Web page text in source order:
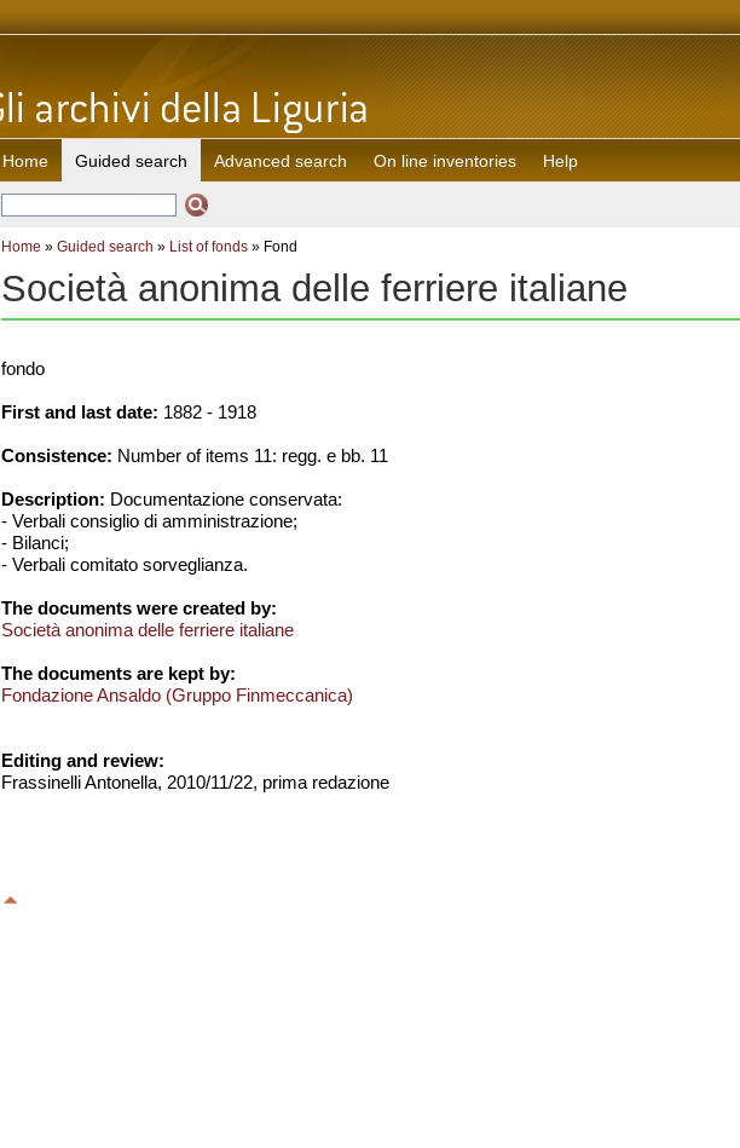
Home Guided search Advanced search On line inventories Help
Home » Guided search » List of fonds » Fond
Società anonima delle ferriere italiane
fondo
First and last date: 1882 - 1918
Consistence: Number of items 11: regg. e bb. 11
Description: Documentazione conservata:
- Verbali consiglio di amministrazione;
- Bilanci;
- Verbali comitato sorveglianza.
The documents were created by:
Società anonima delle ferriere italiane
The documents are kept by:
Fondazione Ansaldo (Gruppo Finmeccanica)
Editing and review:
Frassinelli Antonella, 2010/11/22, prima redazione